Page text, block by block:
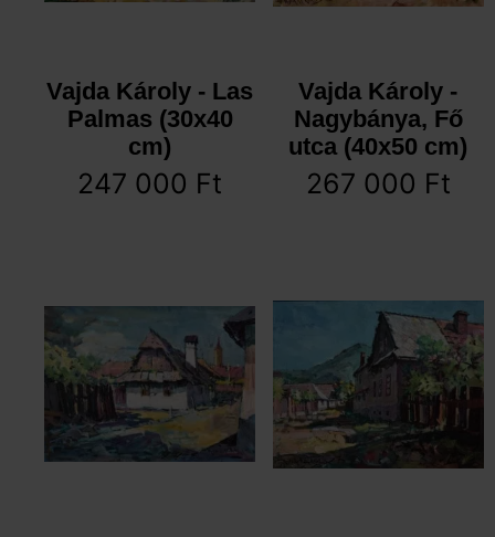
Vajda Károly - Las
Palmas (30x40
cm)
247 000 Ft
Vajda Károly -
Nagybánya, Fő
utca (40x50 cm)
267 000 Ft